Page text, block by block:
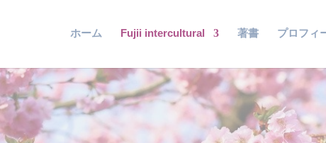
ホーム Fujii intercultural 著書 プロフィ